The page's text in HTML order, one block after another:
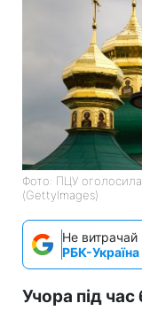
Фото: ПЦУ
(GettyImages)
Не витрачай
РБК-
Учора під